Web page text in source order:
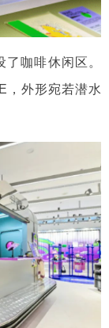
了 咖啡休闲区。
，外形宛若潜水